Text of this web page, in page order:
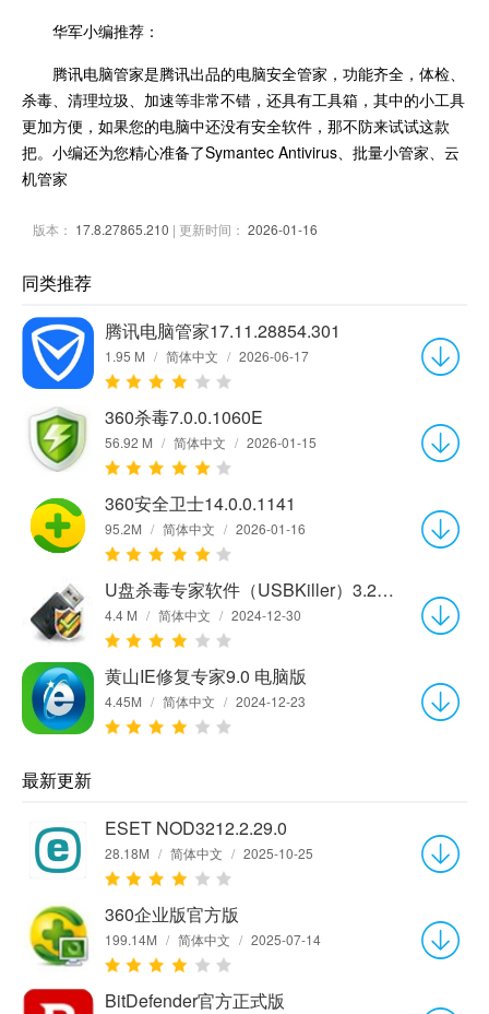
华军小编推荐：
腾讯电脑管家是腾讯出品的电脑安全管家，功能齐全，体检、
杀毒、清理垃圾、加速等非常不错，还具有工具箱，其中的小工具
更加方便，如果您的电脑中还没有安全软件，那不防来试试这款
把。小编还为您精心准备了Symantec Antivirus、批量小管家、云
机管家
版本： 17.8.27865.210 | 更新时间： 2026-01-16
同类推荐
腾讯电脑管家17.11.28854.301
1.95 M / 简体中文 / 2026-06-17
360杀毒7.0.0.1060E
56.92 M / 简体中文 / 2026-01-15
360安全卫士14.0.0.1141
95.2M / 简体中文 / 2026-01-16
U盘杀毒专家软件（USBKiller）3.21 单机版
4.4 M / 简体中文 / 2024-12-30
黄山IE修复专家9.0 电脑版
4.45M / 简体中文 / 2024-12-23
最新更新
ESET NOD3212.2.29.0
28.18M / 简体中文 / 2025-10-25
360企业版官方版
199.14M / 简体中文 / 2025-07-14
BitDefender官方正式版